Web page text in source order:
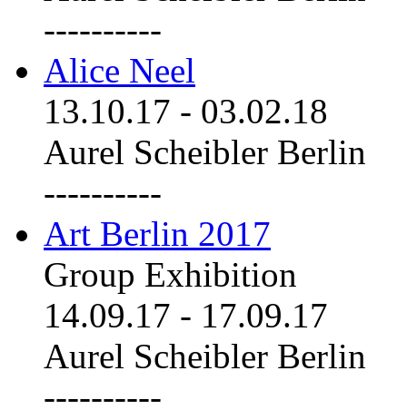
----------
Alice Neel
13.10.17 - 03.02.18
Aurel Scheibler Berlin
----------
Art Berlin 2017
Group Exhibition
14.09.17 - 17.09.17
Aurel Scheibler Berlin
----------